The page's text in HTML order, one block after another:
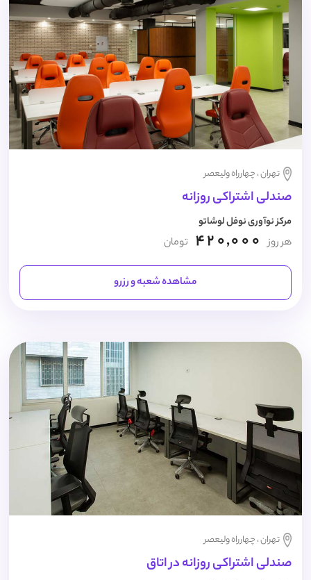
تهران ، چهارراه ولیعصر
صندلی اشتراکی روزانه
مرکز نوآوری نوفل لوشاتو
هر روز 420,000 تومان
مشاهده شعبه و رزرو
تهران ، چهارراه ولیعصر
صندلی اشتراکی روزانه در اتاق